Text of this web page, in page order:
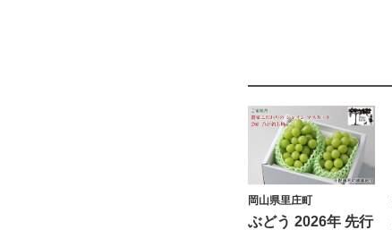
岡山県里庄町
ぶどう 2026年 先行